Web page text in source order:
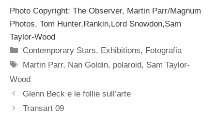
Photo Copyright: The Observer, Martin Parr/Magnum
Photos, Tom Hunter,Rankin,Lord Snowdon,Sam
Taylor-Wood
Categorie
Contemporary Stars, Exhibitions, Fotografia
Tag
Martin Parr, Nan Goldin, polaroid, Sam Taylor-
Wood
Glenn Beck e le follie sull’arte
Transart 09